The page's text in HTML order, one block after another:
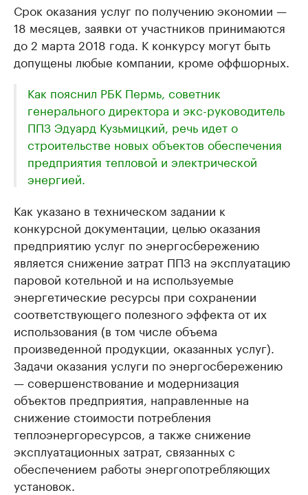
Срок оказания услуг по получению экономии —
18 месяцев, заявки от участников принимаются
до 2 марта 2018 года. К конкурсу могут быть
допущены любые компании, кроме оффшорных.
Как пояснил РБК Пермь, советник
генерального директора и экс-руководитель
ППЗ Эдуард Кузьмицкий, речь идет о
строительстве новых объектов обеспечения
предприятия тепловой и электрической
энергией.
Как указано в техническом задании к
конкурсной документации, целью оказания
предприятию услуг по энергосбережению
является снижение затрат ППЗ на эксплуатацию
паровой котельной и на используемые
энергетические ресурсы при сохранении
соответствующего полезного эффекта от их
использования (в том числе объема
произведенной продукции, оказанных услуг).
Задачи оказания услуги по энергосбережению
— совершенствование и модернизация
объектов предприятия, направленные на
снижение стоимости потребления
теплоэнергоресурсов, а также снижение
эксплуатационных затрат, связанных с
обеспечением работы энергопотребляющих
установок.